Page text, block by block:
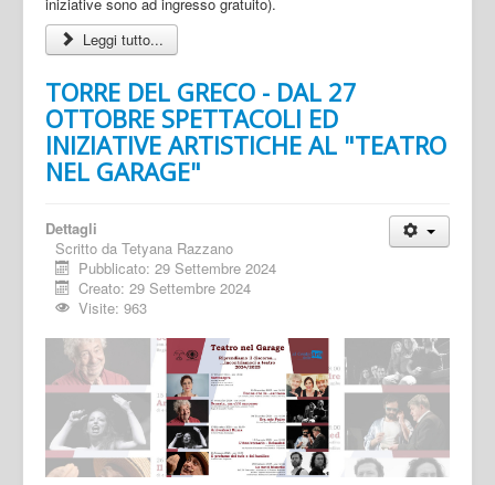
Leggi tutto...
TORRE DEL GRECO - DAL 27
OTTOBRE SPETTACOLI ED
INIZIATIVE ARTISTICHE AL "TEATRO
NEL GARAGE"
Dettagli
Scritto da Tetyana Razzano
Pubblicato: 29 Settembre 2024
Creato: 29 Settembre 2024
Visite: 963